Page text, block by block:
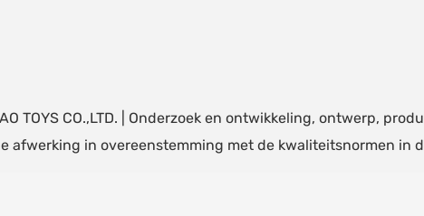
TOYS CO.,LTD. | Onderzoek en ontwikkeling, ontwerp,
afwerking in overeenstemming met de kwaliteitsnormen in